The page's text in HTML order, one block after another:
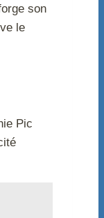
son
le
Pic